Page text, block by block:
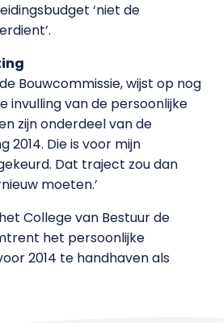
‘niet de
Bouwcommissie, wijst op nog
invulling van de persoonlijke
zijn onderdeel van de
Die is voor mijn
Dat traject zou dan
moeten.’
College van Bestuur de
het persoonlijke
2014 te handhaven als